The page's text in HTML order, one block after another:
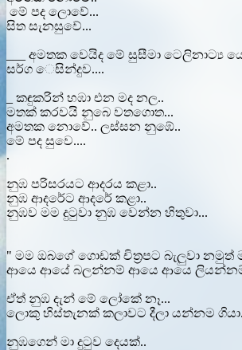
මේ පද ලොවේ...
සිත සැනසුවේ...
___ අමතක වෙයිද මේ සුසීමා ටෙලිනාට්‍ය
සර්ග ෙසින්දුව....
_ කඳුකරින් හඹා එන මද නල..
මතක් කරවයි නුබෙ වතගොත...
අමතක නොවේ.. ලස්සන නුඹේ..
මේ පද සුවෙ....
.
නුඹ පරිසරයට ආදරය කළා..
නුඹ ආදරේට ආදරේ කළා..
නුඹව මම දුටුවා නුඹ වෙන්න හිතුවා...
" මම ඔබගේ ගොඩක් චිත්‍රපට බැලුවා නමුත්
ආයෙ ආයේ බලන්නම් ආයෙ ආයෙ
ඒත් නුඹ දැන් මේ ලෝකේ නෑ...
ලොකු හිස්තැනක් කලාවට දීලා යන්නම
නුඹගෙන් මා දුටුව දෙයක්..